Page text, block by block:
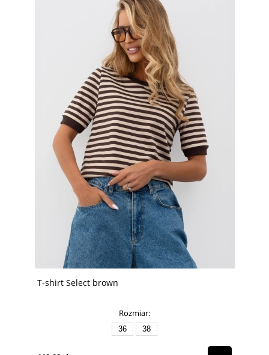
T-shirt Select brown
Rozmiar:
36 38